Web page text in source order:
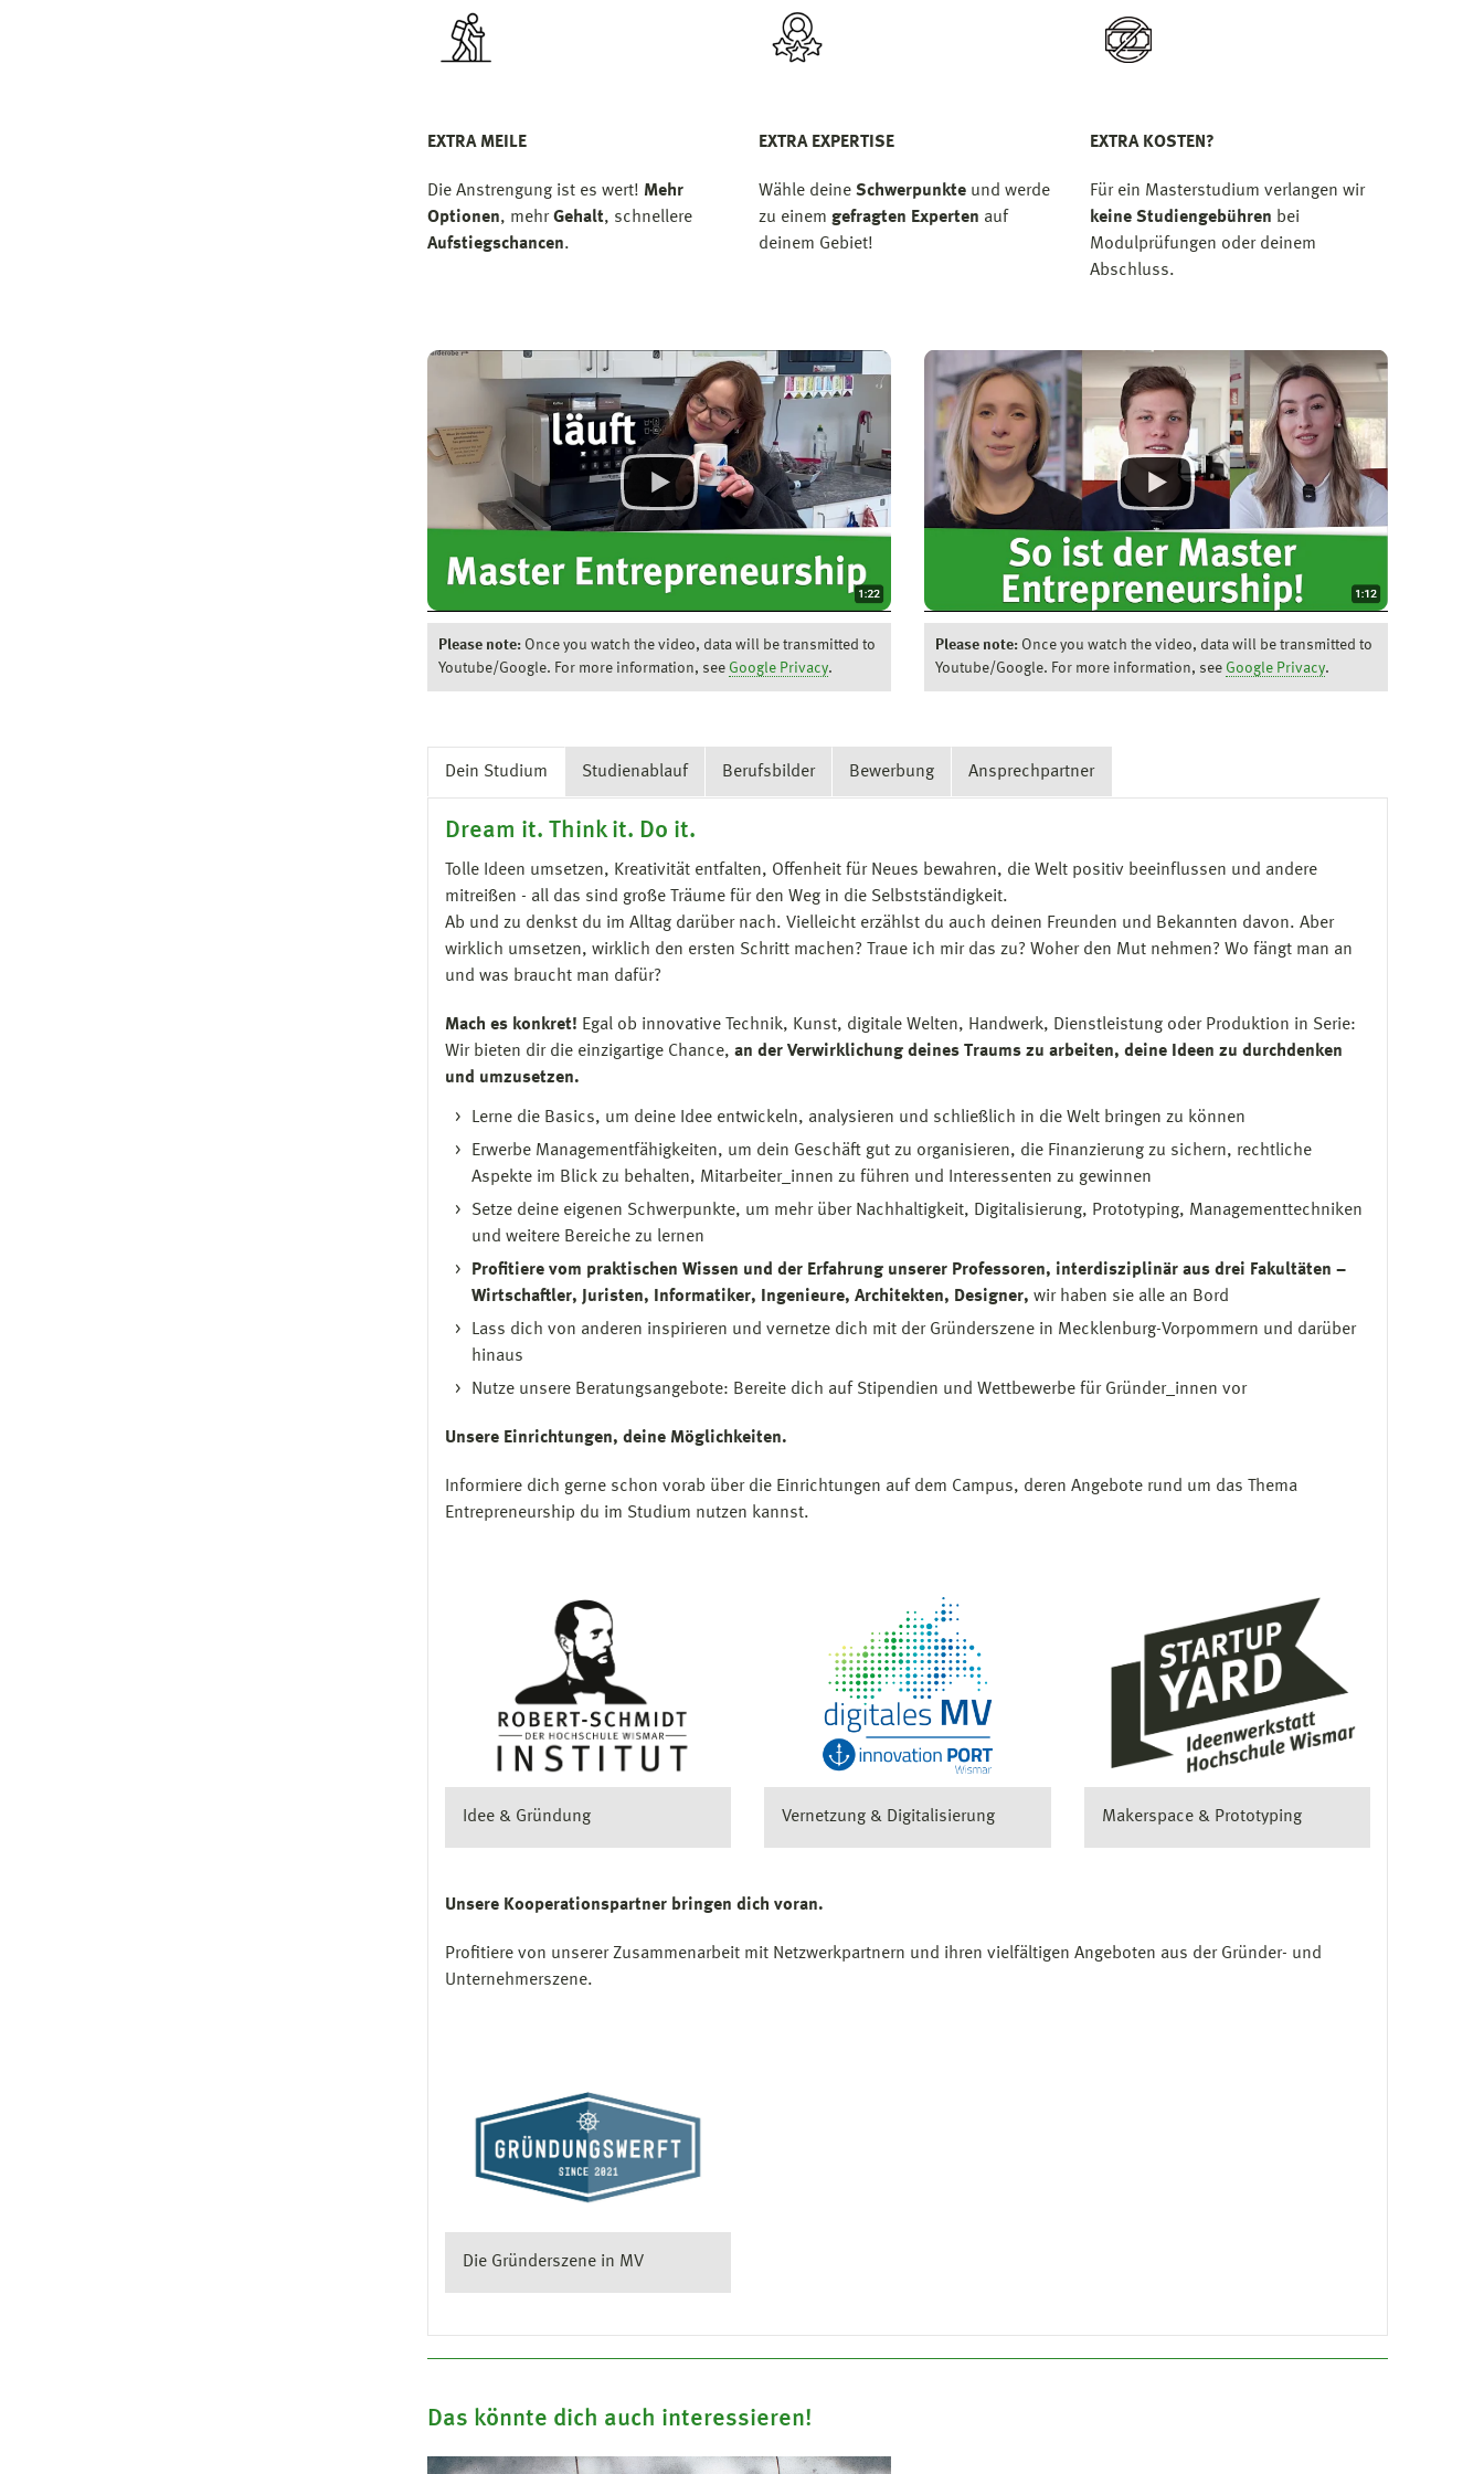
EXTRA MEILE
Die Anstrengung ist es wert! Mehr
Optionen, mehrGehalt, schnellere
Aufstiegschancen.
EXTRA EXPERTISE
Wähle deine Schwerpunkteund werde
zu einem gefragten Experten auf
deinem Gebiet!
EXTRA KOSTEN?
Für ein Masterstudium verlangen wir
keine Studiengebühren bei
Modulprüfungen oder deinem
Abschluss.
Please note: Once you watch the video, data will be transmitted to
Youtube/Google. For more information, see Google Privacy.
Please note: Once you watch the video, data will be transmitted to
Youtube/Google. For more information, see Google Privacy.
Dein Studium Studienablauf Berufsbilder Bewerbung Ansprechpartner
Dream it. Think it. Do it.
Tolle Ideen umsetzen, Kreativität entfalten, Offenheit für Neues bewahren, die Welt positiv beeinflussen und andere
mitreißen - all das sind große Träume für den Weg in die Selbstständigkeit.
Ab und zu denkst du im Alltag darüber nach. Vielleicht erzählst du auch deinen Freunden und Bekannten davon. Aber
wirklich umsetzen, wirklich den ersten Schritt machen? Traue ich mir das zu? Woher den Mut nehmen? Wo fängt man an
und was braucht man dafür?
Mach es konkret! Egal ob innovative Technik, Kunst, digitale Welten, Handwerk, Dienstleistung oder Produktion in Serie:
Wir bieten dir die einzigartige Chance, an der Verwirklichung deines Traums zu arbeiten, deine Ideen zu durchdenken
und umzusetzen.
Lerne die Basics, um deine Idee entwickeln, analysieren und schließlich in die Welt bringen zu können
Erwerbe Managementfähigkeiten, um dein Geschäft gut zu organisieren, die Finanzierung zu sichern, rechtliche
Aspekte im Blick zu behalten, Mitarbeiter_innen zu führen und Interessenten zu gewinnen
Setze deine eigenen Schwerpunkte, um mehr über Nachhaltigkeit, Digitalisierung, Prototyping, Managementtechniken
und weitere Bereiche zu lernen
Profitiere vom praktischen Wissen und der Erfahrung unserer Professoren, interdisziplinär aus drei Fakultäten –
Wirtschaftler, Juristen, Informatiker, Ingenieure, Architekten, Designer, wir haben sie alle an Bord
Lass dich von anderen inspirieren und vernetze dich mit der Gründerszene in Mecklenburg-Vorpommern und darüber
hinaus
Nutze unsere Beratungsangebote: Bereite dich auf Stipendien und Wettbewerbe für Gründer_innen vor
Unsere Einrichtungen, deine Möglichkeiten.
Informiere dich gerne schon vorab über die Einrichtungen auf dem Campus, deren Angebote rund um das Thema
Entrepreneurship du im Studium nutzen kannst.
Idee & Gründung Vernetzung & Digitalisierung Makerspace & Prototyping
Unsere Kooperationspartner bringen dich voran.
Profitiere von unserer Zusammenarbeit mit Netzwerkpartnern und ihren vielfältigen Angeboten aus der Gründer- und
Unternehmerszene.
Die Gründerszene in MV
Das könnte dich auch interessieren!